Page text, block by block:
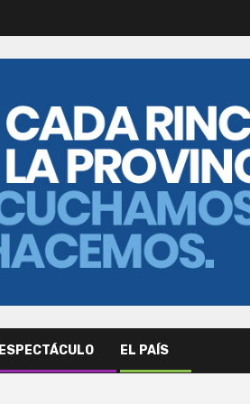
ESPECTÁCULO EL PAÍS